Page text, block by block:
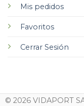
Mis pedidos
Favoritos
Cerrar Sesión
© 2026 VIDAPORT